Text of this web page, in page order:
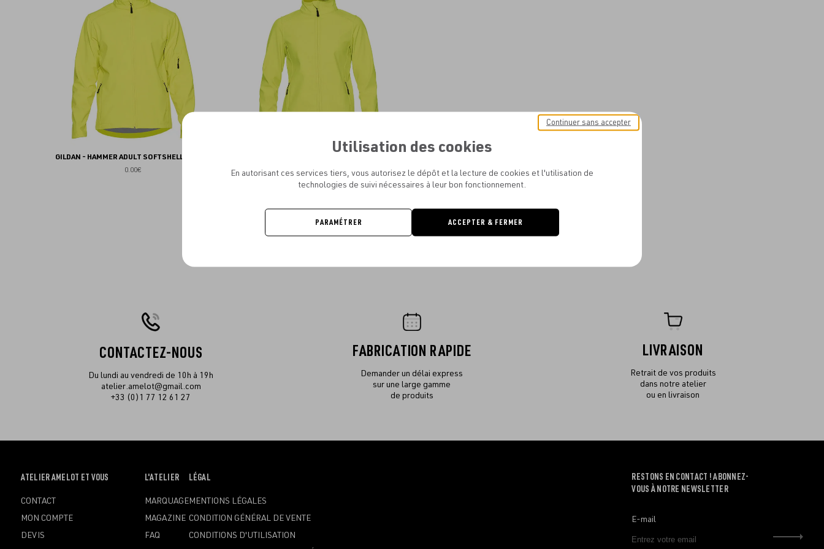
GILDAN - HAMMER ADULT SOFTSHELL JACKET
0.00€
0.00€
CONTACTEZ-NOUS
Du lundi au vendredi de 10h à 19h
atelier.amelot@gmail.com
+33 (0)1 77 12 61 27
FABRICATION RAPIDE
Demander un délai express
sur une large gamme
de produits
LIVRAISON
Retrait de vos produits
dans notre atelier
ou en livraison
OUVRIR
MENU
ATELIER AMELOT ET VOUS
CONTACT
MON COMPTE
DEVIS
OUVRIR
MENU
L'ATELIER
MARQUAGE
MAGAZINE
FAQ
OUVRIR
MENU
LÉGAL
MENTIONS LÉGALES
CONDITION GÉNÉRAL DE VENTE
CONDITIONS D'UTILISATION
RESTONS EN CONTACT ! ABONNEZ-
VOUS À NOTRE NEWSLETTER
E-mail
Utilisation des cookies
En autorisant ces services tiers, vous autorisez le dépôt et la lecture de cookies et l'utilisation de
technologies de suivi nécessaires à leur bon fonctionnement.
Continuer sans accepter
PARAMÉTRER ACCEPTER & FERMER